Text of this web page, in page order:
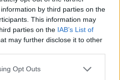
by third parties on the
This information may
parties on the IAB’s List of
may further disclose it to other
Opt Outs
e della Sicurezza Energetica
interprofessionali per la
concessioni di aiuti di stato